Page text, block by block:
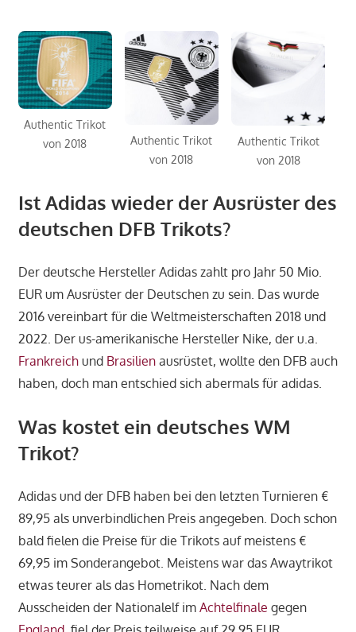
Authentic Trikot
von 2018
Authentic Trikot
von 2018
Authentic Trikot
von 2018
Ist Adidas wieder der Ausrüster des
deutschen DFB Trikots?
Der deutsche Hersteller Adidas zahlt pro Jahr 50 Mio.
EUR um Ausrüster der Deutschen zu sein. Das wurde
2016 vereinbart für die Weltmeisterschaften 2018 und
2022. Der us-amerikanische Hersteller Nike, der u.a.
Frankreichund Brasilienausrüstet, wollte den DFB auch
haben, doch man entschied sich abermals für adidas.
Was kostet ein deutsches WM
Trikot?
Adidas und der DFB haben bei den letzten Turnieren €
89,95 als unverbindlichen Preis angegeben. Doch schon
bald fielen die Preise für die Trikots auf meistens €
69,95 im Sonderangebot. Meistens war das Awaytrikot
etwas teurer als das Hometrikot. Nach dem
Ausscheiden der Nationalelf im Achtelfinale gegen